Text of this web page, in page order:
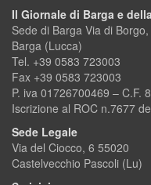
Il Giornale di Barga e
Sede di Barga Via di Borgo,
Barga (Lucca)
Tel. +39 0583 723003
Fax +39 0583 723003
P. iva 01726700469 – C.F.
Iscrizione al ROC n.7677
Sede Legale
Via del Ciocco, 6 55020
Castelvecchio Pascoli (Lu)